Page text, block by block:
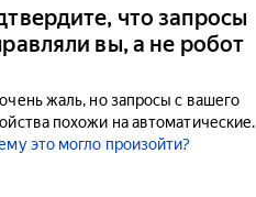
что запросы
вы, а не робот
жаль, но запросы с вашего
похожи на автоматические.
это могло произойти?